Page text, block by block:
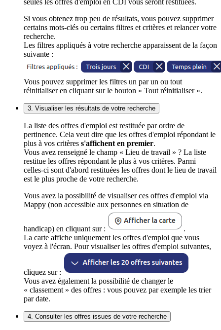
Si vous obtenez trop peu de résultats, vous pouvez supprimer
certains mots-clés ou certains filtres et critères et relancer votre
recherche.
Les filtres appliqués à votre recherche apparaissent de la façon
suivante :
Vous pouvez supprimer les filtres un par un ou tout
réinitialiser en cliquant sur le bouton « Tout réinitialiser ».
3. Visualiser les résultats de votre recherche
La liste des offres d'emploi est restituée par ordre de
pertinence. Cela veut dire que les offres d'emploi répondant le
plus à vos critères s'affichent en premier.
Vous avez renseigné le champ « Lieu de travail » ? La liste
restitue les offres répondant le plus à vos critères. Parmi
celles-ci sont d'abord restituées les offres dont le lieu de travail
est le plus proche de votre recherche.
Vous avez la possibilité de visualiser ces offres d'emploi via
Mappy (non accessible aux personnes en situation de
handicap) en cliquant sur :
.
La carte affiche uniquement les offres d'emploi que vous
voyez à l'écran. Pour visualiser les offres d'emploi suivantes,
cliquez sur :
Vous avez également la possibilité de changer le
« classement » des offres : vous pouvez par exemple les trier
par date.
4. Consulter les offres issues de votre recherche